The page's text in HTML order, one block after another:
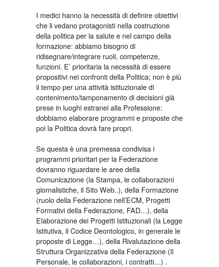
I medici hanno la necessità di definire obiettivi
che li vedano protagonisti nella costruzione
della politica per la salute e nel campo della
formazione: abbiamo bisogno di
ridisegnare/integrare ruoli, competenze,
funzioni. E’ prioritaria la necessità di essere
propositivi nei confronti della Politica; non è più
il tempo per una attività istituzionale di
contenimento/tamponamento di decisioni già
prese in luoghi estranei alla Professione:
dobbiamo elaborare programmi e proposte che
poi la Politica dovrà fare propri.
Se questa è una premessa condivisa i
programmi prioritari per la Federazione
dovranno riguardare le aree della
Comunicazione (la Stampa, le collaborazioni
giornalistiche, il Sito Web..), della Formazione
(ruolo della Federazione nell’ECM, Progetti
Formativi della Federazione, FAD…), della
Elaborazione dei Progetti Istituzionali (la Legge
Istitutiva, il Codice Deontologico, in generale le
proposte di Legge…), della Rivalutazione della
Struttura Organizzativa della Federazione (Il
Personale, le collaborazioni, i contratti…) .